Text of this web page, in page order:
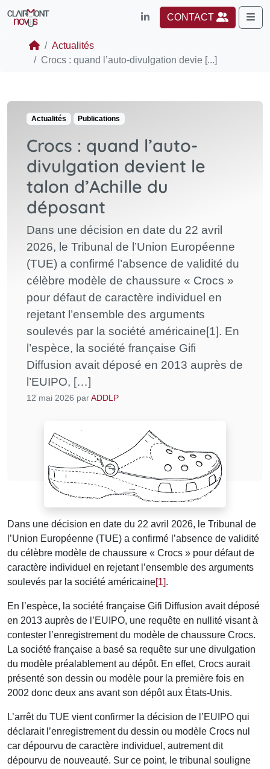
CONTACT
Actualités
Crocs : quand l’auto-divulgation devie [...]
Actualités Publications
Crocs : quand l’auto-
divulgation devient le
talon d’Achille du
déposant
Dans une décision en date du 22 avril
2026, le Tribunal de l’Union Européenne
(TUE) a confirmé l’absence de validité du
célèbre modèle de chaussure « Crocs »
pour défaut de caractère individuel en
rejetant l’ensemble des arguments
soulevés par la société américaine[1]. En
l’espèce, la société française Gifi
Diffusion avait déposé en 2013 auprès de
l’EUIPO, […]
12 mai 2026 parADDLP
Dans une décision en date du 22 avril 2026, le Tribunal de
l’Union Européenne (TUE) a confirmé l’absence de validité
du célèbre modèle de chaussure « Crocs » pour défaut de
caractère individuel en rejetant l’ensemble des arguments
soulevés par la société américaine[1].
En l’espèce, la société française Gifi Diffusion avait déposé
en 2013 auprès de l’EUIPO, une requête en nullité visant à
contester l’enregistrement du modèle de chaussure Crocs.
La société française a basé sa requête sur une divulgation
du modèle préalablement au dépôt. En effet, Crocs aurait
présenté son dessin ou modèle pour la première fois en
2002 donc deux ans avant son dépôt aux États-Unis.
L’arrêt du TUE vient confirmer la décision de l’EUIPO qui
déclarait l’enregistrement du dessin ou modèle Crocs nul
car dépourvu de caractère individuel, autrement dit
dépourvu de nouveauté. Sur ce point, le tribunal souligne